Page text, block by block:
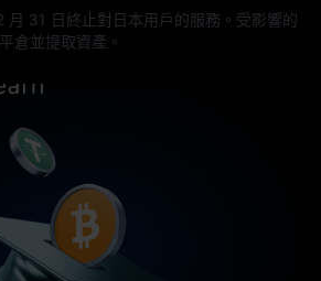
31 日終止對日本用戶的服務。受影響的
倉並提取資產。